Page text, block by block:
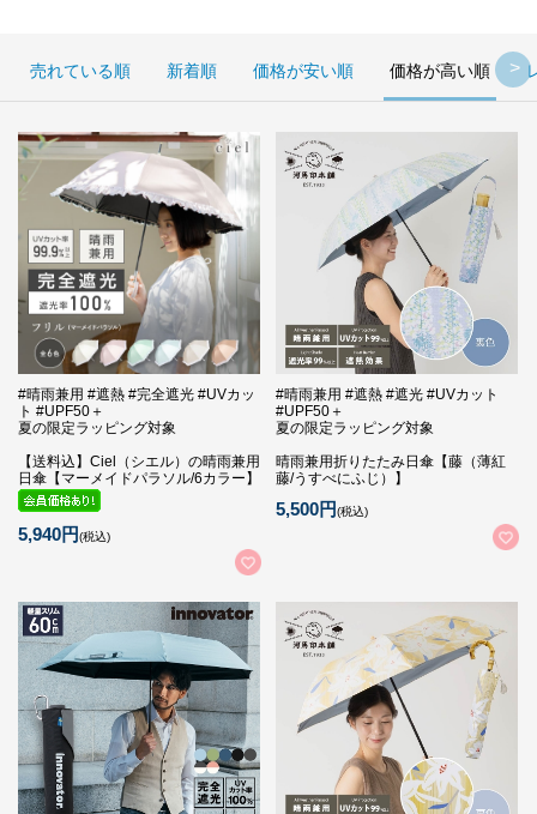
売れている順 新着順 価格が安い順 価格が高い順
#晴雨兼用 #遮熱 #完全遮光 #UVカッ
ト #UPF50＋
夏の限定ラッピング対象
【送料込】Ciel（シエル）の晴雨兼用
日傘【マーメイドパラソル/6カラー】
5,940円(税込)
#晴雨兼用 #遮熱 #遮光 #UVカット
#UPF50＋
夏の限定ラッピング対象
晴雨兼用折りたたみ日傘【藤（薄紅
藤/うすべにふじ）】
5,500円(税込)